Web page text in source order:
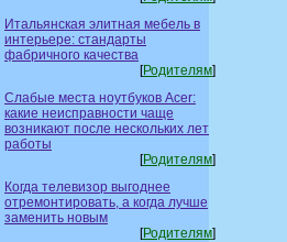
Итальянская элитная мебель в
интерьере: стандарты
фабричного качества
[Родителям]
Слабые места ноутбуков Acer:
какие неисправности чаще
возникают после нескольких лет
работы
[Родителям]
Когда телевизор выгоднее
отремонтировать, а когда лучше
заменить новым
[Родителям]